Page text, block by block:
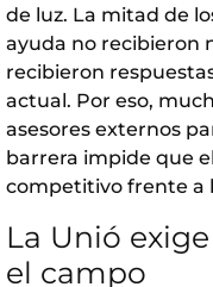
de luz. La mitad de
ayuda no recibieron
recibieron
actual. Por eso,
asesores externos
barrera impide que
competitivo frente a
La Unió
el campo